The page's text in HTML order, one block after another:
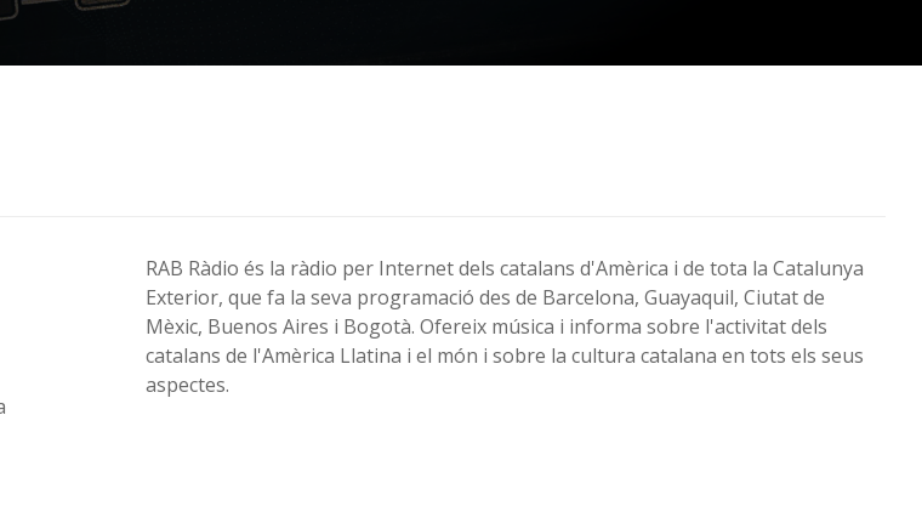
RAB Ràdio és la ràdio per Internet dels catalans d'Amèrica i de tota la Catalunya
Exterior, que fa la seva programació des de Barcelona, Guayaquil, Ciutat de
Mèxic, Buenos Aires i Bogotà. Ofereix música i informa sobre l'activitat dels
catalans de l'Amèrica Llatina i el món i sobre la cultura catalana en tots els seus
aspectes.